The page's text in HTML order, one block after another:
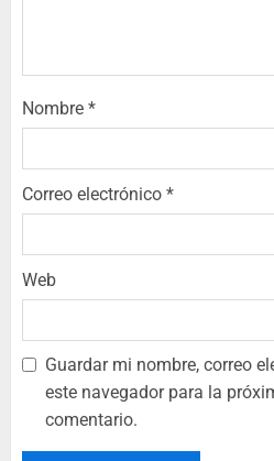
Nombre *
Correo electrónico *
Web
Guardar mi nombre, correo
este navegador para la
comentario.